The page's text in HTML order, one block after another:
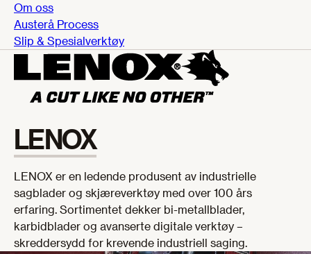
Om oss
Austerå Process
Slip & Spesialverktøy
LENOX
LENOX er en ledende produsent av industrielle
sagblader og skjæreverktøy med over 100 års
erfaring. Sortimentet dekker bi-metallblader,
karbidblader og avanserte digitale verktøy –
skreddersydd for krevende industriell saging.